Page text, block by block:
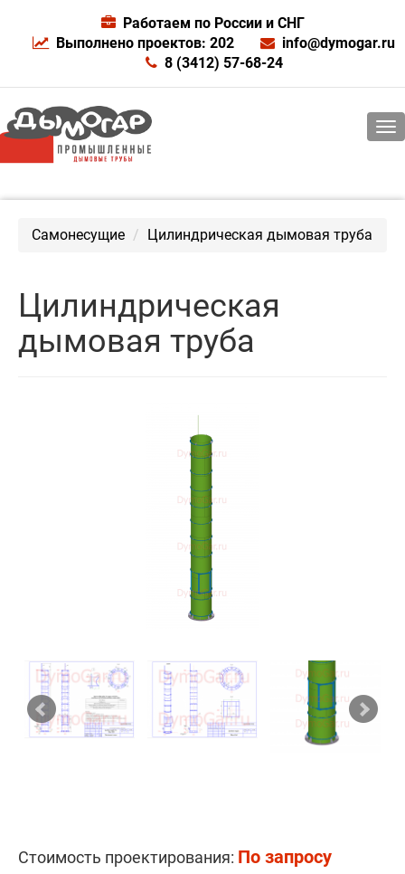
Работаем по России и СНГ
Выполнено проектов: 202
info@dymogar.ru
8 (3412) 57-68-24
Самонесущие Цилиндрическая дымовая труба
Цилиндрическая
дымовая труба
Стоимость проектирования: По запросу